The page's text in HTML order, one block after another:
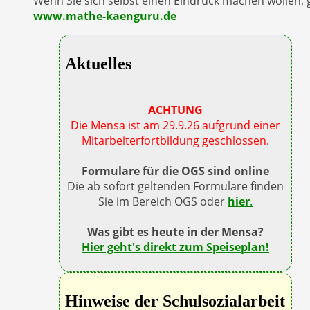
www.mathe-kaenguru.de
Aktuelles
ACHTUNG
Die Mensa ist am 29.9.26 aufgrund einer
Mitarbeiterfortbildung geschlossen.
Formulare für die OGS sind online
Die ab sofort geltenden Formulare finden
Sie im Bereich OGS oder hier.
Was gibt es heute in der Mensa?
Hier geht's direkt zum Speiseplan!
Hinweise der Schulsozialarbeit